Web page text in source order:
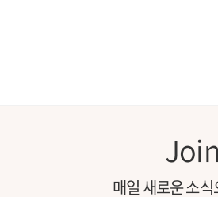
매일 새로운 소